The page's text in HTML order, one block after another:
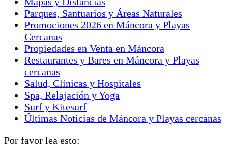
Parques, Santuarios y Áreas Naturales
Promociones 2026 en Máncora y Playas
Cercanas
Propiedades en Venta en Máncora
Restaurantes y Bares en Máncora y Playas
cercanas
Salud, Clínicas y Hospitales
Spa, Relajación y Yoga
Surf y Kitesurf
Últimas Noticias de Máncora y Playas cercanas
Por favor lea esto: